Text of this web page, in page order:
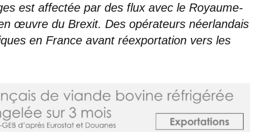
est affectée par des flux avec le Royaume-
œuvre du Brexit. Des opérateurs néerlandais
en France avant réexportation vers les